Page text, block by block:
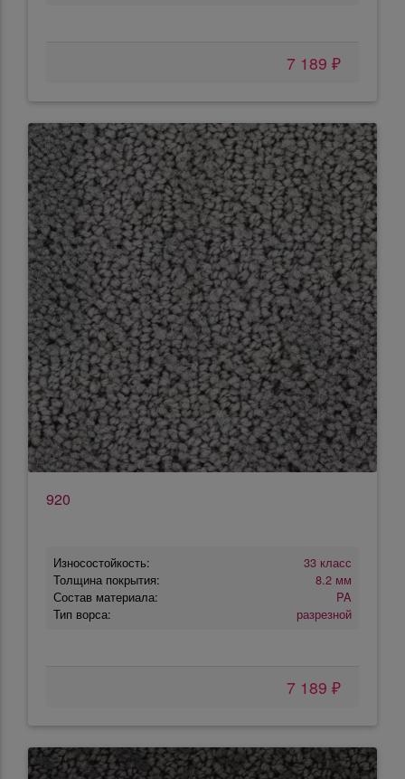
7 189 ₽
920
Износостойкость:
33 класс
Толщина покрытия:
8.2 мм
Состав материала:
PA
Тип ворса:
разрезной
7 189 ₽